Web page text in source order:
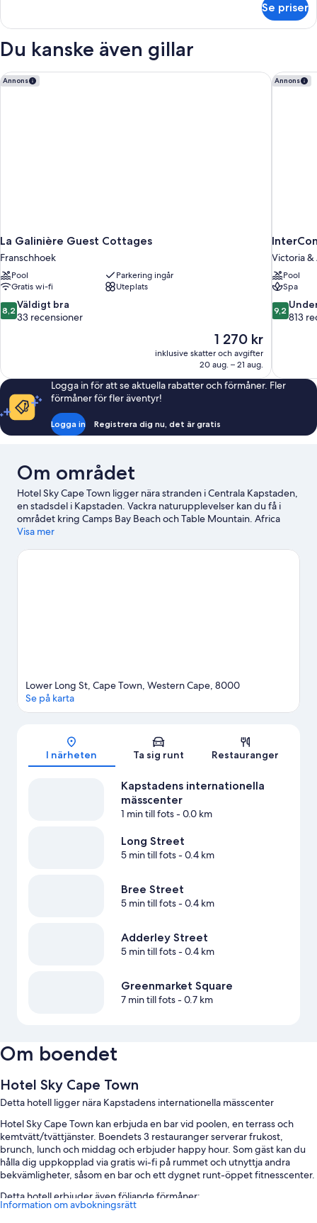
Se priser
Du kanske även gillar
Annons
La Galinière Guest Cottages
Franschhoek
Pool
Parkering ingår
Gratis wi-fi
Uteplats
8.2
av
33 recensioner
8,2 Väldigt bra
33 recensioner
Priset
är
1 270 kr
1 270 kr
inklusive skatter och avgifter
20 aug. – 21 aug.
La Galinière Guest Cottages Annons
Victoria
Pool
Spa
9.2
av
9,2
813
Logga in för att se aktuella rabatter och förmåner. Fler
förmåner för fler äventyr!
Logga in Registrera dig nu, det är gratis
Om området
Hotel Sky Cape Town ligger nära stranden i Centrala Kapstaden,
en stadsdel i Kapstaden. Vackra naturupplevelser kan du få i
området kring Camps Bay Beach och Table Mountain. Africa
Centre och Kapstadens museum är också värda ett besök. Passa
vår reseguide för Kapstaden
Visa mer
Karta
Lower Long St, Cape Town, Western Cape, 8000
Se på karta
I närheten Ta sig runt Restauranger
Kapstadens internationella
mässcenter
1 min till fots- 0.0 km
Long Street
5 min till fots- 0.4 km
Bree Street
5 min till fots- 0.4 km
Adderley Street
5 min till fots- 0.4 km
Greenmarket Square
7 min till fots- 0.7 km
Om boendet
Hotel Sky Cape Town
Detta hotell ligger nära Kapstadens internationella mässcenter
Hotel Sky Cape Town kan erbjuda en bar vid poolen, en terrass och
kemtvätt/tvättjänster. Boendets 3 restauranger serverar frukost,
brunch, lunch och middag och erbjuder happy hour. Som gäst kan du
hålla dig uppkopplad via gratis wi-fi på rummet och utnyttja andra
bekvämligheter, såsom en bar och ett dygnet runt-öppet fitnesscenter.
Detta hotell erbjuder även följande förmåner:
Information om avbokningsrätt